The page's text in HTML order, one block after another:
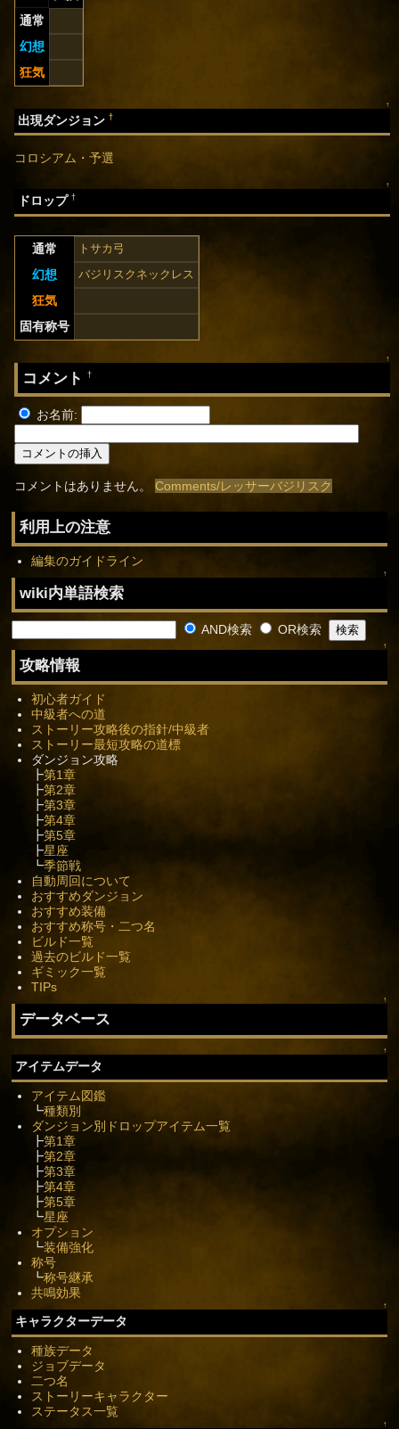
通常
幻想
狂気
↑
出現ダンジョン†
コロシアム・予選
↑
ドロップ†
通常 トサカ弓
幻想 バジリスクネックレス
狂気
固有称号
↑
コメント†
お名前:
コメントはありません。Comments/レッサーバジリスク
利用上の注意
編集のガイドライン
↑
wiki内単語検索
AND検索 OR検索
↑
攻略情報
初心者ガイド
中級者への道
ストーリー攻略後の指針/中級者
ストーリー最短攻略の道標
ダンジョン攻略
┣第1章
┣第2章
┣第3章
┣第4章
┣第5章
┣星座
┗季節戦
自動周回について
おすすめダンジョン
おすすめ装備
おすすめ称号・二つ名
ビルド一覧
過去のビルド一覧
ギミック一覧
TIPs
↑
データベース
↑
アイテムデータ
アイテム図鑑
┗種類別
ダンジョン別ドロップアイテム一覧
┣第1章
┣第2章
┣第3章
┣第4章
┣第5章
┗星座
オプション
┗装備強化
称号
┗称号継承
共鳴効果
↑
キャラクターデータ
種族データ
ジョブデータ
二つ名
ストーリーキャラクター
ステータス一覧
↑